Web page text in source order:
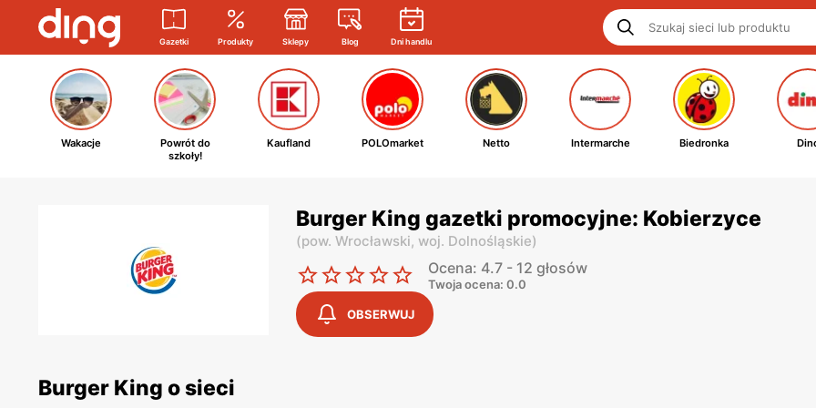
Gazetki Produkty Sklepy Blog Dni handlu
Wakacje
Powrót do
szkoły!
Kaufland POLOmarket Netto Intermarche Biedronka
Burger King gazetki promocyjne: Kobierzyce
(pow. Wrocławski, woj. Dolnośląskie)
Ocena: 4.7 - 12 głosów
Twoja ocena: 0.0
OBSERWUJ
Burger King o sieci